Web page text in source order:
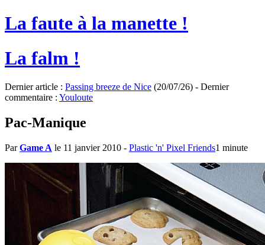
La faute à la manette !
La falm !
Dernier article : Passing breeze de Nice (20/07/26) - Dernier
commentaire : Youloute
Pac-Manique
ParGame A le 11 janvier 2010 - Plastic 'n' Pixel Friends1 minute